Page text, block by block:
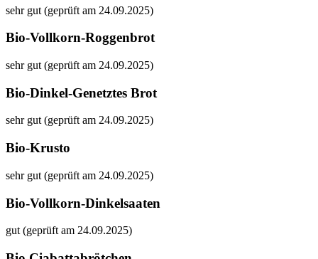
sehr gut (geprüft am 24.09.2025)
Bio-Vollkorn-Roggenbrot
sehr gut (geprüft am 24.09.2025)
Bio-Dinkel-Genetztes Brot
sehr gut (geprüft am 24.09.2025)
Bio-Krusto
sehr gut (geprüft am 24.09.2025)
Bio-Vollkorn-Dinkelsaaten
gut (geprüft am 24.09.2025)